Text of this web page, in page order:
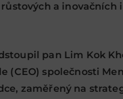
a inovačních
pan Lim Kok
(CEO) společnosti
zaměřený na